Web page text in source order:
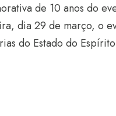
de 10 anos do
dia 29 de março, o
do Estado do